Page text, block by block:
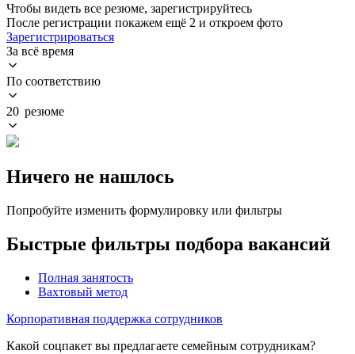
Чтобы видеть все резюме, зарегистрируйтесь
После регистрации покажем ещё 2 и откроем фото
Зарегистрироваться
За всё время
По соответствию
20 резюме
Ничего не нашлось
Попробуйте изменить формулировку или фильтры
Быстрые фильтры подбора вакансий
Полная занятость
Вахтовый метод
Корпоративная поддержка сотрудников
Какой соцпакет вы предлагаете семейным сотрудникам?